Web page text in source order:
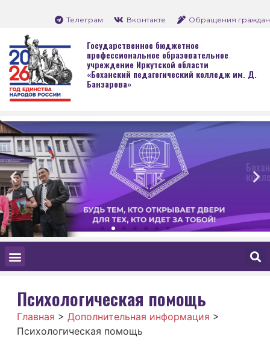
Телеграм Вконтакте Обращения граждан
Государственное бюджетное
профессиональное образовательное
учреждение Иркутской области
«Боханский педагогический колледж им. Д.
Банзарова»
Боханский
колледж им. Д.
Психологическая помощь
Главная > Дополнительная информация >
Психологическая помощь